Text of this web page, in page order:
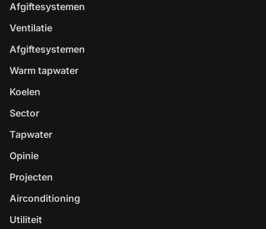
Afgiftesystemen
Ventilatie
Afgiftesystemen
Warm tapwater
Koelen
Sector
Tapwater
Opinie
Projecten
Airconditioning
Utiliteit